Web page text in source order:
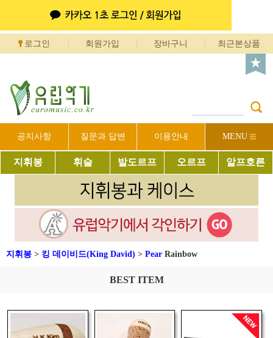
로그인 회원가입 장바구니 최근본상품
공지사항 질문과 답변 이용안내 MENU
지휘봉 휘슬 발도르프 오르프 알프호른
지휘봉 > 킹 데이비드(King David) > Pear Rainbow
BEST ITEM